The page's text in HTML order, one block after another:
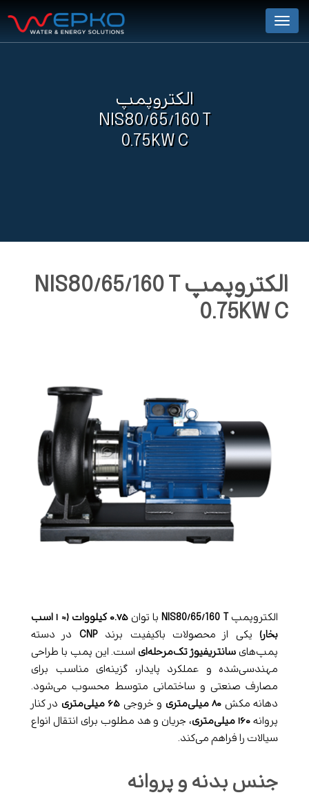
Menu
الکتروپمپ
NIS80/65/160 T
0.75KW C
الکتروپمپ NIS80/65/160 T
0.75KW C
الکتروپمپNIS80/65/160 Tبا توان
۰.۷۵ کیلووات (≈ ۱ اسب
بخار) یکی از محصولات باکیفیت برندCNP در دسته
پمپ‌های سانتریفیوژ تک‌مرحله‌ای است. این پمپ با طراحی
مهندسی‌شده و عملکرد پایدار، گزینه‌ای مناسب برای
مصارف صنعتی و ساختمانی متوسط محسوب می‌شود.
دهانه مکش ۸۰ میلی‌متری و خروجی ۶۵ میلی‌متری
در کنار
پروانه۱۶۰ میلی‌متری
، جریان و هد مطلوب برای انتقال انواع
سیالات را فراهم می‌کند.
جنس بدنه و پروانه